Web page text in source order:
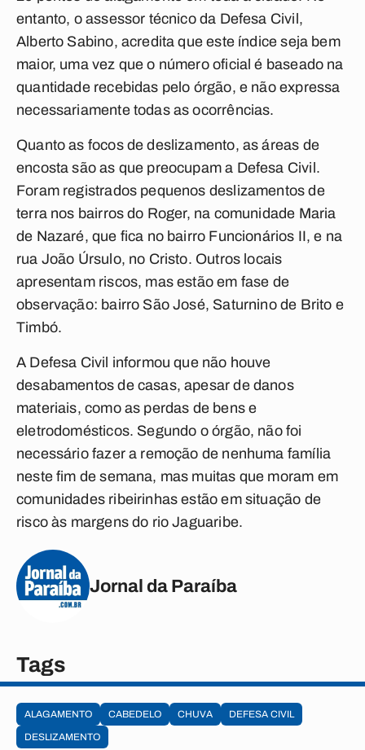
entanto, o assessor técnico da Defesa Civil,
Alberto Sabino, acredita que este índice seja bem
maior, uma vez que o número oficial é baseado na
quantidade recebidas pelo órgão, e não expressa
necessariamente todas as ocorrências.
Quanto as focos de deslizamento, as áreas de
encosta são as que preocupam a Defesa Civil.
Foram registrados pequenos deslizamentos de
terra nos bairros do Roger, na comunidade Maria
de Nazaré, que fica no bairro Funcionários II, e na
rua João Úrsulo, no Cristo. Outros locais
apresentam riscos, mas estão em fase de
observação: bairro São José, Saturnino de Brito e
Timbó.
A Defesa Civil informou que não houve
desabamentos de casas, apesar de danos
materiais, como as perdas de bens e
eletrodomésticos. Segundo o órgão, não foi
necessário fazer a remoção de nenhuma família
neste fim de semana, mas muitas que moram em
comunidades ribeirinhas estão em situação de
risco às margens do rio Jaguaribe.
Jornal da Paraíba
Tags
ALAGAMENTO CABEDELO CHUVA
DEFESA CIVIL
DESLIZAMENTO